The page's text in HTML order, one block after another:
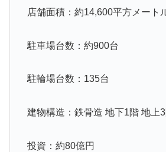
店舗面積：約14,600平方メート
駐車場台数：約900台
駐輪場台数：135台
建物構造：鉄骨造 地下1階 地上
投資：約80億円